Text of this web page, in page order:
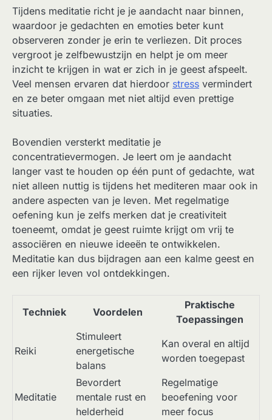
Tijdens meditatie richt je je aandacht naar binnen,
waardoor je gedachten en emoties beter kunt
observeren zonder je erin te verliezen. Dit proces
vergroot je zelfbewustzijn en helpt je om meer
inzicht te krijgen in wat er zich in je geest afspeelt.
Veel mensen ervaren dat hierdoor stress vermindert
en ze beter omgaan met niet altijd even prettige
situaties.
Bovendien versterkt meditatie je
concentratievermogen. Je leert om je aandacht
langer vast te houden op één punt of gedachte, wat
niet alleen nuttig is tijdens het mediteren maar ook in
andere aspecten van je leven. Met regelmatige
oefening kun je zelfs merken dat je creativiteit
toeneemt, omdat je geest ruimte krijgt om vrij te
associëren en nieuwe ideeën te ontwikkelen.
Meditatie kan dus bijdragen aan een kalme geest en
een rijker leven vol ontdekkingen.
Techniek Voordelen
Praktische
Toepassingen
Reiki
Stimuleert
energetische
balans
Kan overal en altijd
worden toegepast
Meditatie
Bevordert
mentale rust en
helderheid
Regelmatige
beoefening voor
meer focus